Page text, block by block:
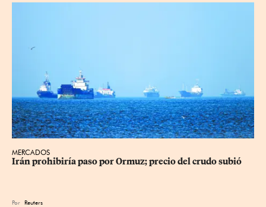
MERCADOS
Irán prohibiría paso por Ormuz; precio del crudo subió
Por Reuters